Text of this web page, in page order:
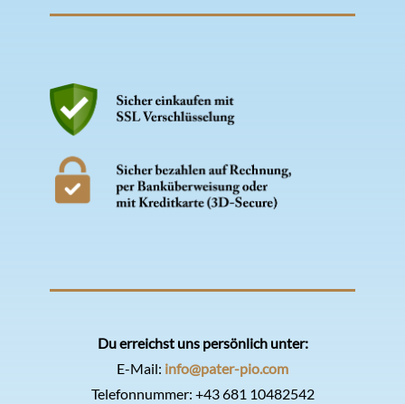
Du erreichst uns persönlich unter:
E-Mail: info@pater-pio.com
Telefonnummer: +43 681 10482542